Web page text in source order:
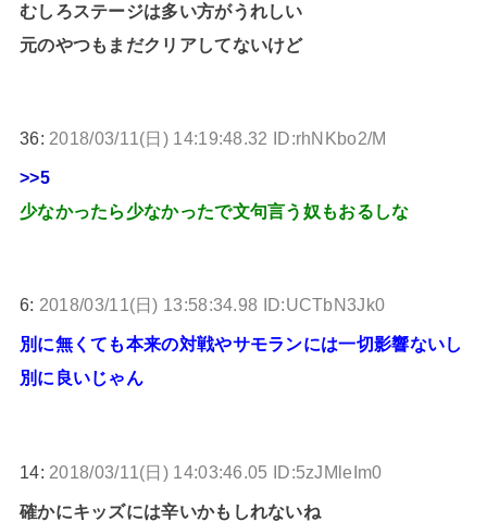
むしろステージは多い方がうれしい
元のやつもまだクリアしてないけど
36: 2018/03/11(日) 14:19:48.32 ID:rhNKbo2/M
>>5
少なかったら少なかったで文句言う奴もおるしな
6: 2018/03/11(日) 13:58:34.98 ID:UCTbN3Jk0
別に無くても本来の対戦やサモランには一切影響ないし
別に良いじゃん
14: 2018/03/11(日) 14:03:46.05 ID:5zJMleIm0
確かにキッズには辛いかもしれないね